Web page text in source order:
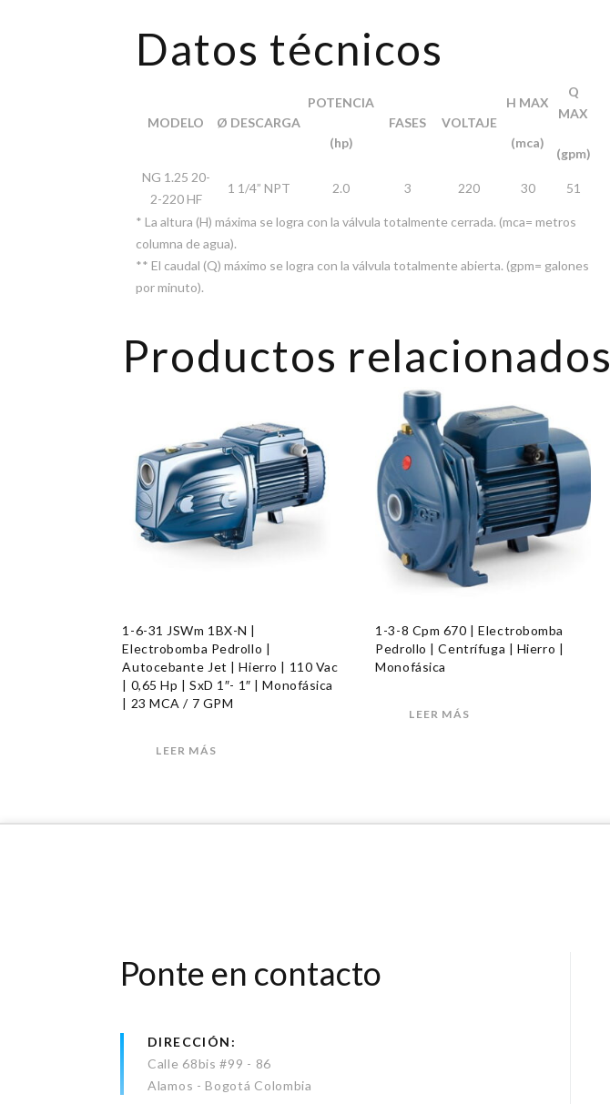
Datos técnicos
MODELO Ø DESCARGA
POTENCIA
(hp)
FASES VOLTAJE
H MAX
(mca)
Q
MAX
(gpm)
NG 1.25 20-
2-220 HF
1 1/4” NPT 2.0 3 220 30 51
* La altura (H) máxima se logra con la válvula totalmente cerrada. (mca= metros
columna de agua).
** El caudal (Q) máximo se logra con la válvula totalmente abierta. (gpm= galones
por minuto).
Productos relacionados
1-6-31 JSWm 1BX-N |
Electrobomba Pedrollo |
Autocebante Jet | Hierro | 110 Vac
| 0,65 Hp | SxD 1″- 1″ | Monofásica
| 23 MCA / 7 GPM
LEER MÁS
1-3-8 Cpm 670 | Electrobomba
Pedrollo | Centrífuga | Hierro |
Monofásica
LEER MÁS
Ponte en contacto
DIRECCIÓN
Calle 68bis #99 - 86
Alamos - Bogotá Colombia